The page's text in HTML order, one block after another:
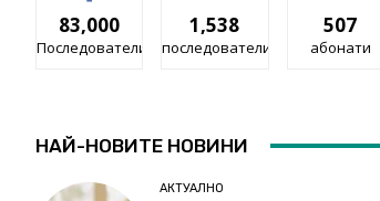
83,000
Последователи
1,538
последователи
507
абонати
НАЙ-НОВИТЕ НОВИНИ
АКТУАЛНО